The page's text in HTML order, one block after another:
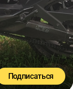
Подписаться